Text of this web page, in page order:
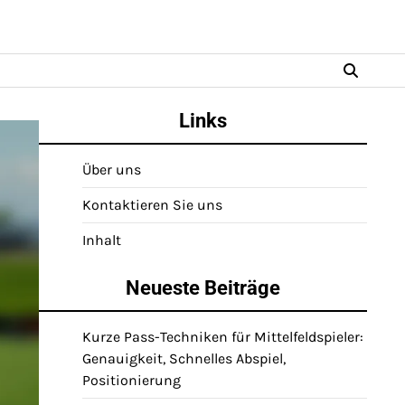
Links
Über uns
Kontaktieren Sie uns
Inhalt
Neueste Beiträge
Kurze Pass-Techniken für Mittelfeldspieler:
Genauigkeit, Schnelles Abspiel,
Positionierung